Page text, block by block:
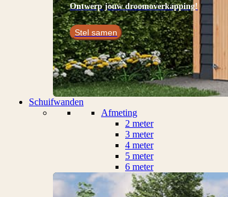
Ontwerp jouw droomoverkapping!
Stel samen
Schuifwanden
Afmeting
2 meter
3 meter
4 meter
5 meter
6 meter